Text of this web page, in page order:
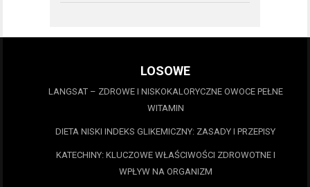
LOSOWE
LANGSAT – ZDROWE I NISKOKALORYCZNE OWOCE PEŁNE
WITAMIN
DIETA NISKI INDEKS GLIKEMICZNY: ZASADY I PRZEPISY
KATECHINY: KLUCZOWE WŁAŚCIWOŚCI ZDROWOTNE I
WPŁYW NA ORGANIZM